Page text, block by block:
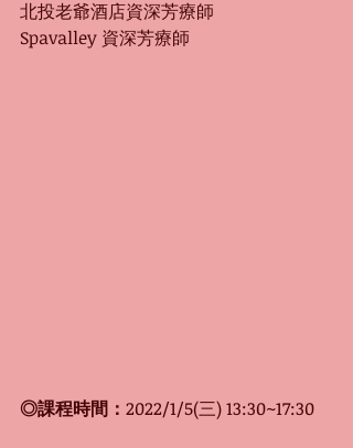
北投老爺酒店資深芳療師
Spavalley 資深芳療師
◎課程時間： 2022/1/5(三) 13:30~17:30